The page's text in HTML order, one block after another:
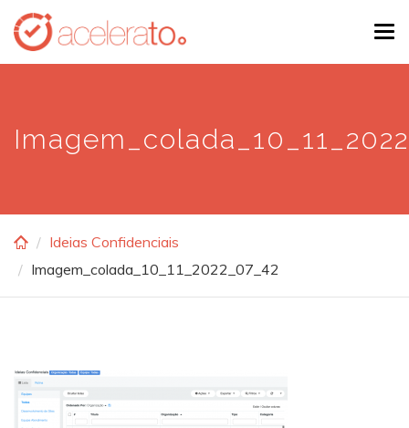
Skip
main
Ideias Confidenciais
Imagem_colada_10_11_2022_07_42